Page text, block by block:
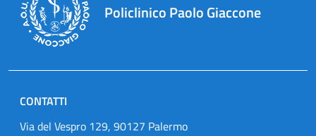
Policlinico Paolo Giaccone
CONTATTI
Via del Vespro 129, 90127 Palermo